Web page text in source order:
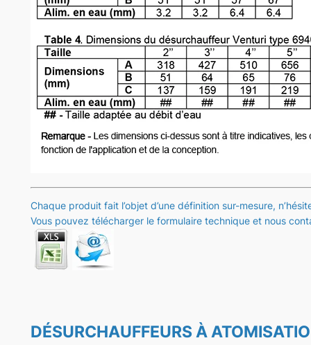
Chaque produit fait l’objet d’une définition sur-mesure,
Vous pouvez télécharger le formulaire technique et nous
DÉSURCHAUFFEURS À